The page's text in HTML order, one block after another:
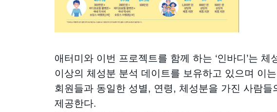
애터미와 이번 프로젝트를 함께 하는 ‘인바디’는
이상의 체성분 분석 데이트를 보유하고 있으며 이
회원들과 동일한 성별, 연령, 체성분을 가진 사람
제공한다.